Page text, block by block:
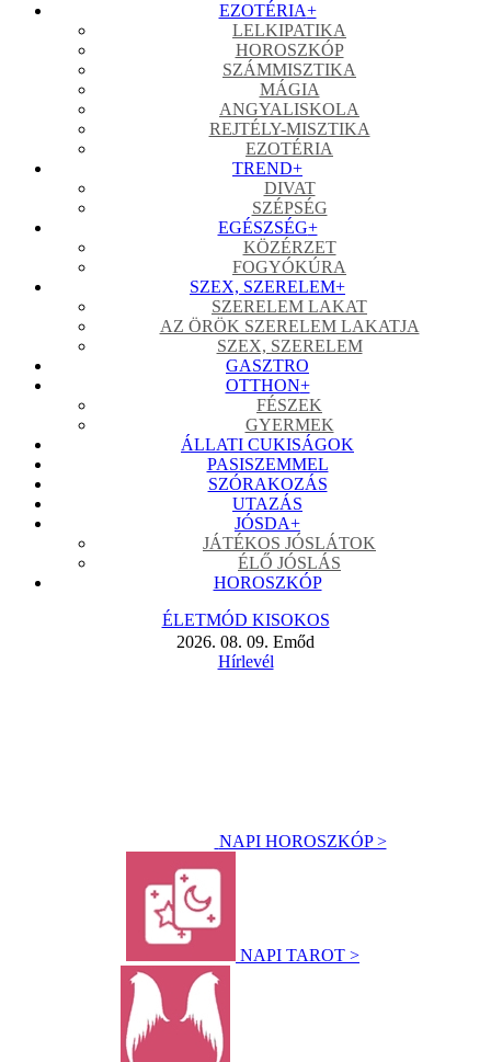
EZOTÉRIA+
LELKIPATIKA
HOROSZKÓP
SZÁMMISZTIKA
MÁGIA
ANGYALISKOLA
REJTÉLY-MISZTIKA
EZOTÉRIA
TREND+
DIVAT
SZÉPSÉG
EGÉSZSÉG+
KÖZÉRZET
FOGYÓKÚRA
SZEX, SZERELEM+
SZERELEM LAKAT
AZ ÖRÖK SZERELEM LAKATJA
SZEX, SZERELEM
GASZTRO
OTTHON+
FÉSZEK
GYERMEK
ÁLLATI CUKISÁGOK
PASISZEMMEL
SZÓRAKOZÁS
UTAZÁS
JÓSDA+
JÁTÉKOS JÓSLÁTOK
ÉLŐ JÓSLÁS
HOROSZKÓP
ÉLETMÓD KISOKOS
2026. 08. 09. Emőd
Hírlevél
NAPI HOROSZKÓP >
NAPI TAROT >